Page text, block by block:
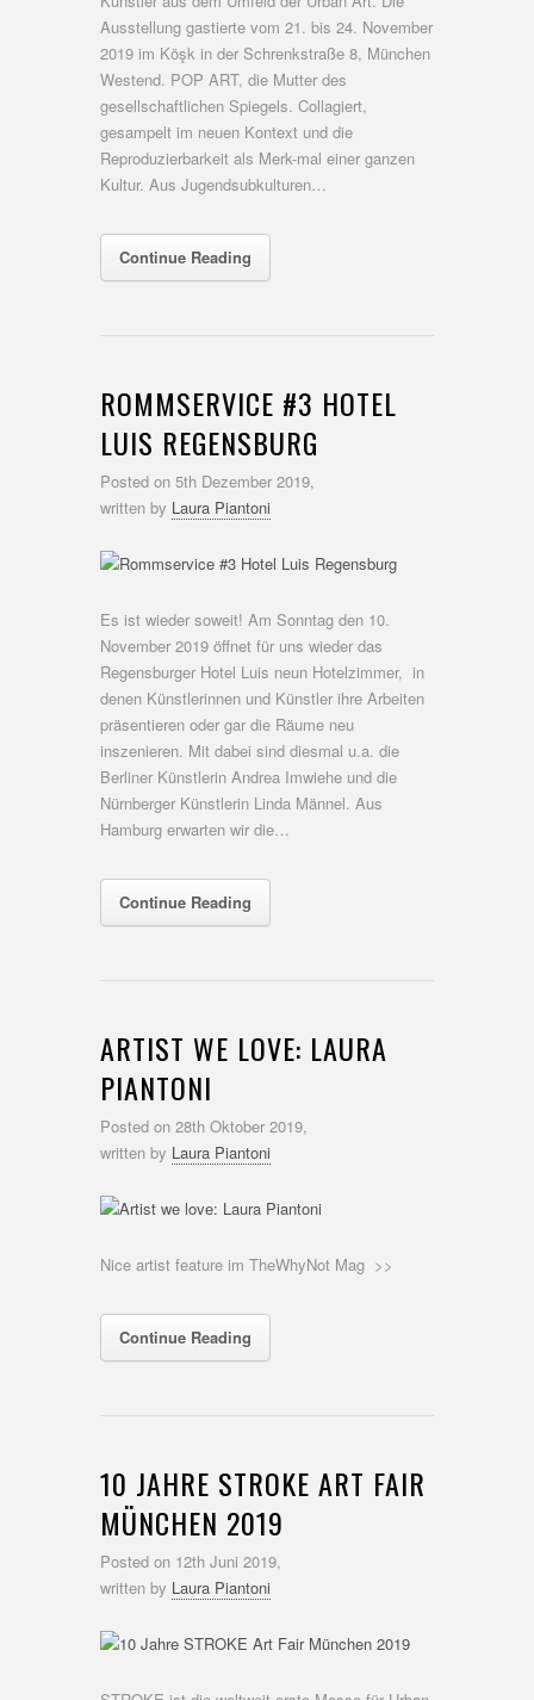
Ausstellung gastierte vom 21. bis 24. November
2019 im Köşk in der Schrenkstraße 8, München
Westend. POP ART, die Mutter des
gesellschaftlichen Spiegels. Collagiert,
gesampelt im neuen Kontext und die
Reproduzierbarkeit als Merk-mal einer ganzen
Kultur. Aus Jugendsubkulturen…
Continue Reading
ROMMSERVICE #3 HOTEL
LUIS REGENSBURG
Posted on 5th Dezember 2019,
written by Laura Piantoni
Es ist wieder soweit! Am Sonntag den 10.
November 2019 öffnet für uns wieder das
Regensburger Hotel Luis neun Hotelzimmer, in
denen Künstlerinnen und Künstler ihre Arbeiten
präsentieren oder gar die Räume neu
inszenieren. Mit dabei sind diesmal u.a. die
Berliner Künstlerin Andrea Imwiehe und die
Nürnberger Künstlerin Linda Männel. Aus
Hamburg erwarten wir die…
Continue Reading
ARTIST WE LOVE: LAURA
PIANTONI
Posted on 28th Oktober 2019,
written by Laura Piantoni
Nice artist feature im TheWhyNot Mag >>
Continue Reading
10 JAHRE STROKE ART FAIR
MÜNCHEN 2019
Posted on 12th Juni 2019,
written by Laura Piantoni